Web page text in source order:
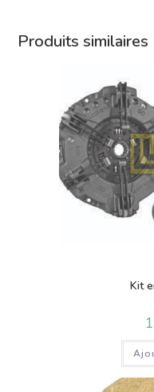
Produits similaires
Kit